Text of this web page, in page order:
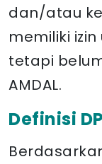
dan/atau
memiliki
tetapi
AMDAL.
Definisi